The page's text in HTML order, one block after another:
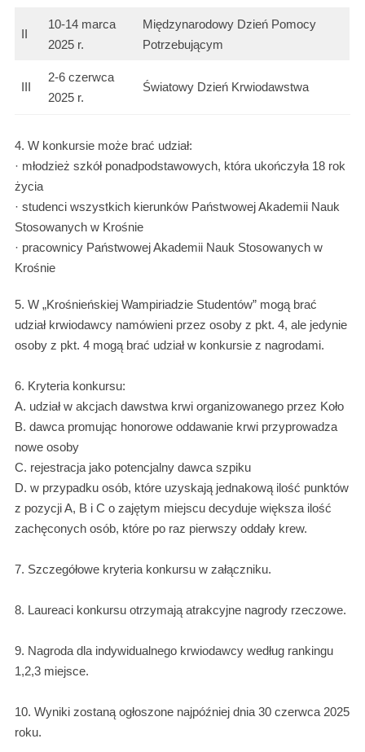
II
10-14 marca
2025 r.
Międzynarodowy Dzień Pomocy
Potrzebującym
III
2-6 czerwca
2025 r.
Światowy Dzień Krwiodawstwa
4. W konkursie może brać udział:
· młodzież szkół ponadpodstawowych, która ukończyła 18 rok
życia
· studenci wszystkich kierunków Państwowej Akademii Nauk
Stosowanych w Krośnie
· pracownicy Państwowej Akademii Nauk Stosowanych w
Krośnie
5. W „Krośnieńskiej Wampiriadzie Studentów” mogą brać
udział krwiodawcy namówieni przez osoby z pkt. 4, ale jedynie
osoby z pkt. 4 mogą brać udział w konkursie z nagrodami.
6. Kryteria konkursu:
A. udział w akcjach dawstwa krwi organizowanego przez Koło
B. dawca promując honorowe oddawanie krwi przyprowadza
nowe osoby
C. rejestracja jako potencjalny dawca szpiku
D. w przypadku osób, które uzyskają jednakową ilość punktów
z pozycji A, B i C o zajętym miejscu decyduje większa ilość
zachęconych osób, które po raz pierwszy oddały krew.
7. Szczegółowe kryteria konkursu w załączniku.
8. Laureaci konkursu otrzymają atrakcyjne nagrody rzeczowe.
9. Nagroda dla indywidualnego krwiodawcy według rankingu
1,2,3 miejsce.
10. Wyniki zostaną ogłoszone najpóźniej dnia 30 czerwca 2025
roku.